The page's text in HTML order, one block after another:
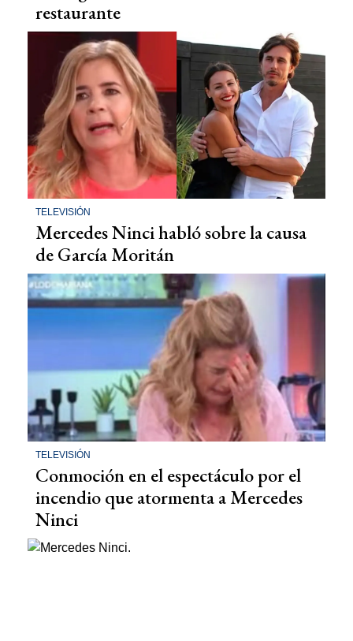
restaurante
TELEVISIÓN
Mercedes Ninci habló sobre la causa
de García Moritán
TELEVISIÓN
Conmoción en el espectáculo por el
incendio que atormenta a Mercedes
Ninci